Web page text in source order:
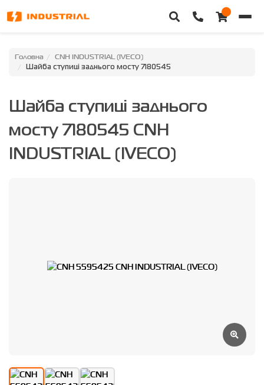
Головна
Категорії
Доставка та оплата
Головна CNH INDUSTRIAL (IVECO)
Шайба ступиці заднього мосту 7180545
Шайба ступиці заднього
мосту 7180545 CNH
INDUSTRIAL (IVECO)